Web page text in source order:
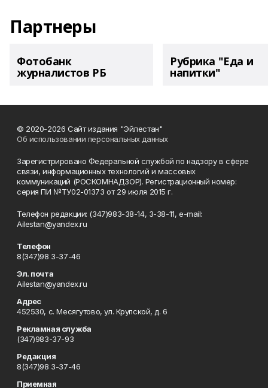
Партнеры
Фотобанк
журналистов РБ
Рубрика "Еда и
напитки"
© 2020-2026 Сайт издания "Эйлестан"
Об использовании персональных данных
Зарегистрировано Федеральной службой по надзору в сфере
связи, информационных технологий и массовых
коммуникаций (РОСКОМНАДЗОР). Регистрационный номер:
серия ПИ №ТУ02-01373 от 29 июля 2015 г.
Телефон редакции: (347)983-38-14, 3-38-11, e-mail:
Ailestan@yandex.ru
Телефон
8(347)98 3-37-46
Эл. почта
Ailestan@yandex.ru
Адрес
452530, с. Месягутово, ул. Крупской, д. 6
Рекламная служба
(347)983-37-93
Редакция
8(347)98 3-37-46
Приемная